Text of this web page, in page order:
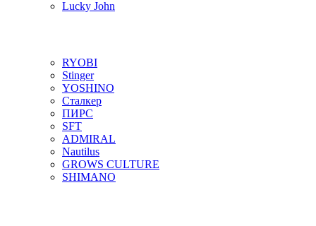
Lucky John
RYOBI
Stinger
YOSHINO
Сталкер
ПИРС
SFT
ADMIRAL
Nautilus
GROWS CULTURE
SHIMANO